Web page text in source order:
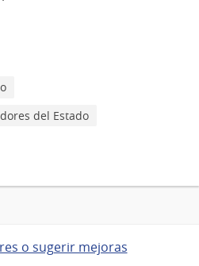
del Estado
o sugerir mejoras